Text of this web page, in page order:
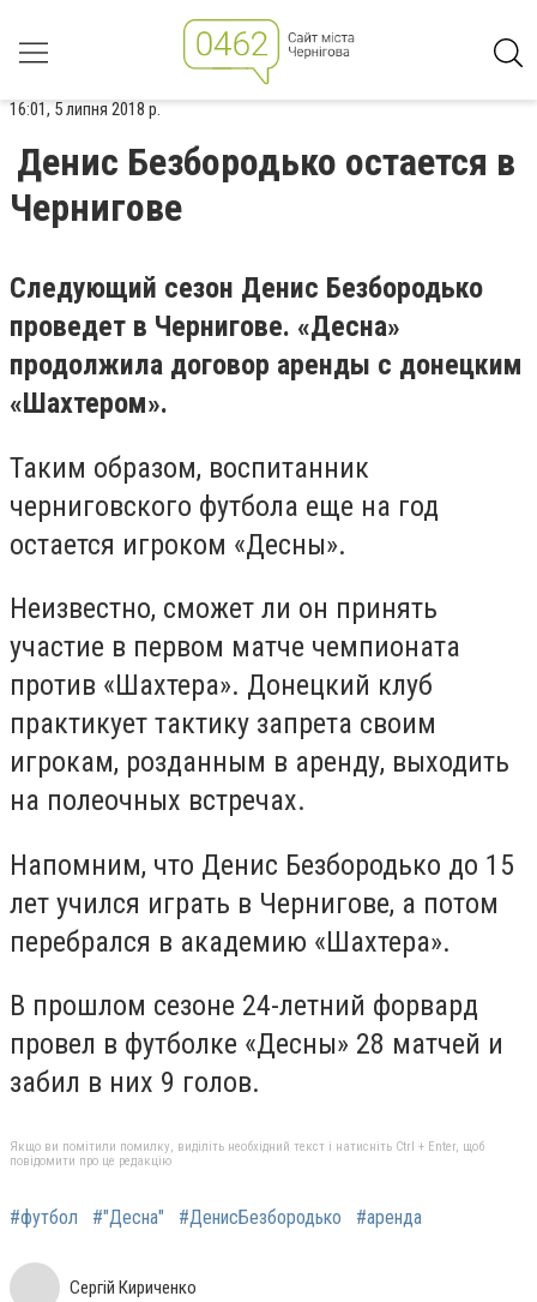
16:01, 5 липня 2018 р.
Денис Безбородько остается в
Чернигове
Следующий сезон Денис Безбородько
проведет в Чернигове. «Десна»
продолжила договор аренды с донецким
«Шахтером».
Таким образом, воспитанник
черниговского футбола еще на год
остается игроком «Десны».
Неизвестно, сможет ли он принять
участие в первом матче чемпионата
против «Шахтера». Донецкий клуб
практикует тактику запрета своим
игрокам, розданным в аренду, выходить
на полеочных встречах.
Напомним, что Денис Безбородько до 15
лет учился играть в Чернигове, а потом
перебрался в академию «Шахтера».
В прошлом сезоне 24-летний форвард
провел в футболке «Десны» 28 матчей и
забил в них 9 голов.
Якщо ви помітили помилку, виділіть необхідний текст і натисніть Ctrl + Enter, щоб
повідомити про це редакцію
#футбол #"Десна" #ДенисБезбородько #аренда
Сергій Кириченко